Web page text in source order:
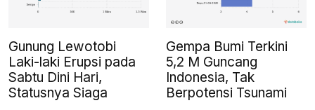
Gunung Lewotobi
Laki-laki Erupsi pada
Sabtu Dini Hari,
Statusnya Siaga
Gempa Bumi Terkini
5,2 M Guncang
Indonesia, Tak
Berpotensi Tsunami